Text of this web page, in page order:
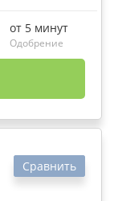
от 5 минут
Одобрение
Сравнить